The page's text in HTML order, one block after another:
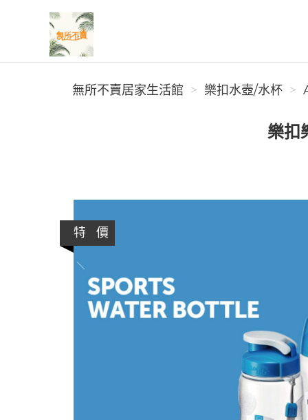
無所不賣居家生活館
無所不賣居家生活館
樂扣水壺/水杯
樂扣
特 價